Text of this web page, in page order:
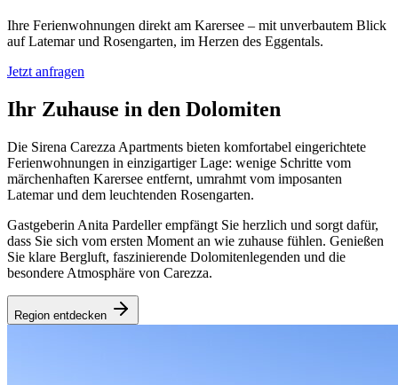
Ihre Ferienwohnungen direkt am Karersee – mit unverbautem Blick
auf Latemar und Rosengarten, im Herzen des Eggentals.
Jetzt anfragen
Ihr Zuhause in den Dolomiten
Die Sirena Carezza Apartments bieten komfortabel eingerichtete
Ferienwohnungen in einzigartiger Lage: wenige Schritte vom
märchenhaften Karersee entfernt, umrahmt vom imposanten
Latemar und dem leuchtenden Rosengarten.
Gastgeberin Anita Pardeller empfängt Sie herzlich und sorgt dafür,
dass Sie sich vom ersten Moment an wie zuhause fühlen. Genießen
Sie klare Bergluft, faszinierende Dolomitenlegenden und die
besondere Atmosphäre von Carezza.
Region entdecken